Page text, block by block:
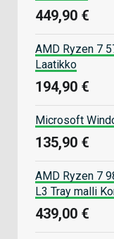
449,90 €
AMD Ryzen 7
Laatikko
194,90 €
Microsoft
135,90 €
AMD Ryzen 7
L3 Tray malli
439,00 €